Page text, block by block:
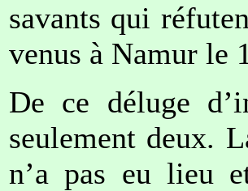
savants qui
venus à Namur le
De ce déluge
seulement deux.
n’a pas eu lieu